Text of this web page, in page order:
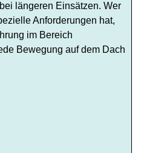
längeren Einsätzen. Wer
Anforderungen hat,
im Bereich
Bewegung auf dem Dach